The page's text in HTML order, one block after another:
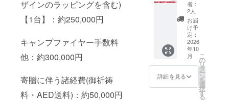
ザインのラッピングを含む)
【1台】：約250,000円
キャンプファイヤー手数料
他：約300,000円
寄贈に伴う諸経費(御祈祷
料・AED送料)：約50,000円
ます ※
梱包・
送料含
望のサ
イズを
備考欄
にご記
載くだ
さい
【アク
リル
ル
ダー】
ンはイ
メージ
です。
※細部デ
ザイン
は変更
になる
場合が
ござい
ます ※
側面ス
ペース
に記載
予定で
す ・注
意事
項：支
援時、
必ず備
学だも
んで
キャン
パス」
のパー
ソナリ
ティ兼
学長・
石川雅
章と本
プロ
ろし
アート
作品（
Sサイ
ズ）】
Sサイ
ズ：
158✕22
7mm【
直筆サ
イン入
者：
2人
お届
け予
定：
2026
年10
月
詳細を見る
こ
の
リ
タ
ー
ン
を
選
択
す
る